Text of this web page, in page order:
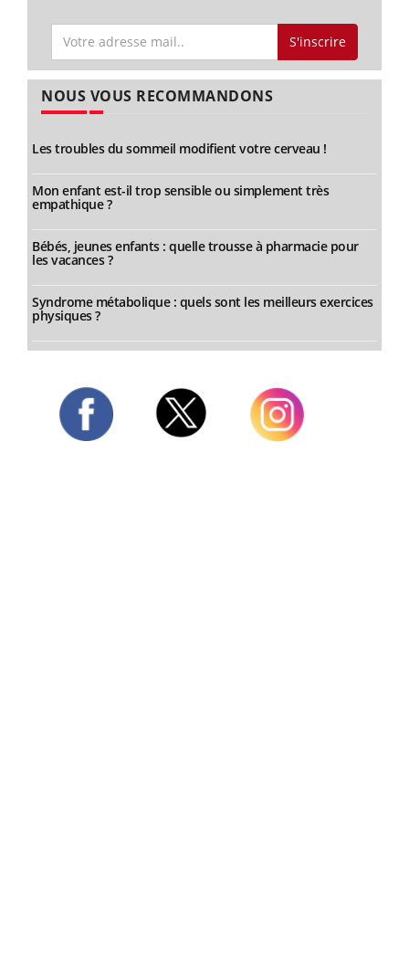
S'inscrire
NOUS VOUS RECOMMANDONS
Les troubles du sommeil modifient votre cerveau !
Mon enfant est-il trop sensible ou simplement très
empathique ?
Bébés, jeunes enfants : quelle trousse à pharmacie pour
les vacances ?
Syndrome métabolique : quels sont les meilleurs exercices
physiques ?